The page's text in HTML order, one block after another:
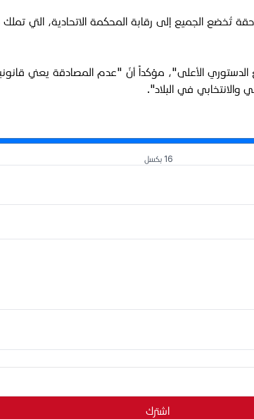
تُخضع الجميع إلى رقابة المحكمة الاتحادية، التي
الأعلى"، مؤكداً أنّ "عدم المصادقة يعني
والانتخابي في البلاد".
16 بكسل
اشترك